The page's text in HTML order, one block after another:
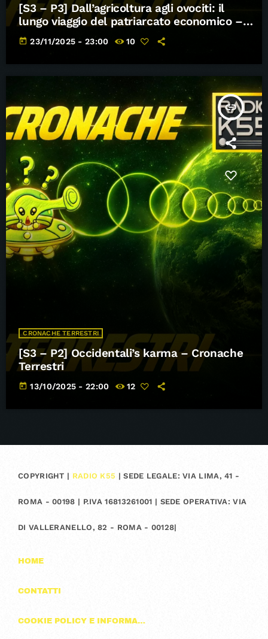
[S3 – P3] Dall’agricoltura agli ovociti: il
lungo viaggio del patriarcato economico –
Cronache Terrestri
today 23/11/2025 - 23:00 10
insert_link
CRONACHE TERRESTRI
[S3 – P2] Occidentali’s karma – Cronache
Terrestri
today 13/10/2025 - 22:00 12
COPYRIGHT | RADIO K55 | SEDE LEGALE: VIA LIMA, 41 -
ROMA - 00198 | P.IVA 16813261001 | SEDE OPERATIVA: VIA
DI VALLERANELLO, 82 - ROMA - 00128|
HOME
CONTATTI
COOKIE POLICY E INFORMAZIONI SULLA PRIVACY